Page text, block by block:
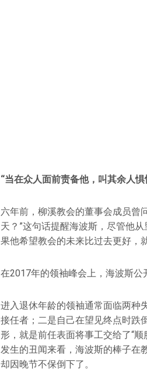
“当在众人面前责备他，叫其余人惧
六年前，柳溪教会的董事会成员曾
天？”这句话提醒海波斯，尽管他
果他希望教会的未来比过去更好，
在2017年的领袖峰会上，海波斯公
进入退休年龄的领袖通常面临两种
接任者；二是自己在望见终点时跌
形，就是前任表面将事工交给了“
发生的丑闻来看，海波斯的棒子在
却因晚节不保倒下了。